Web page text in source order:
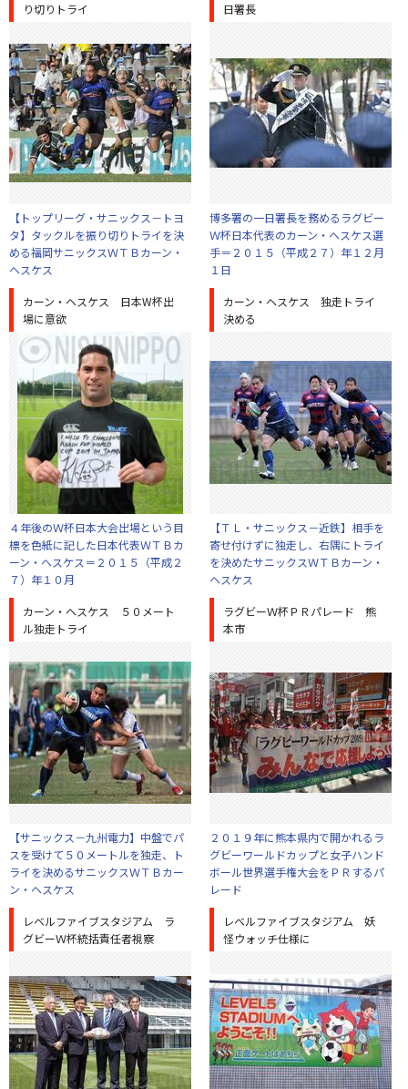
り切りトライ
【トップリーグ・サニックス－トヨ
タ】タックルを振り切りトライを決
める福岡サニックスＷＴＢカーン・
ヘスケス
日署長
博多署の一日署長を務めるラグビー
Ｗ杯日本代表のカーン・ヘスケス選
手＝２０１５（平成２７）年１２月
１日
カーン・ヘスケス 日本W杯出
場に意欲
４年後のＷ杯日本大会出場という目
標を色紙に記した日本代表ＷＴＢカ
ーン・ヘスケス＝２０１５（平成２
７）年１０月
カーン・ヘスケス 独走トライ
決める
【ＴＬ・サニックス－近鉄】相手を
寄せ付けずに独走し、右隅にトライ
を決めたサニックスＷＴＢカーン・
ヘスケス
カーン・ヘスケス ５０メート
ル独走トライ
【サニックス－九州電力】中盤でパ
スを受けて５０メートルを独走、ト
ライを決めるサニックスＷＴＢカー
ン・ヘスケス
ラグビーＷ杯ＰＲパレード 熊
本市
２０１９年に熊本県内で開かれるラ
グビーワールドカップと女子ハンド
ボール世界選手権大会をＰＲするパ
レード
レベルファイブスタジアム ラ
グビーＷ杯統括責任者視察
レベルファイブスタジアム 妖
怪ウォッチ仕様に